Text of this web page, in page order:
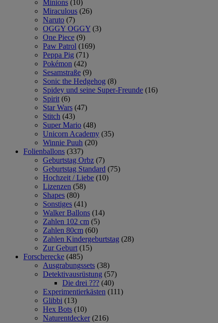
Minions (10)
Miraculous (26)
Naruto (7)
OGGY OGGY (3)
One Piece (9)
Paw Patrol (169)
Peppa Pig (71)
Pokémon (42)
Sesamstraße (9)
Sonic the Hedgehog (8)
Spidey und seine Super-Freunde (16)
Spirit (6)
Star Wars (47)
Stitch (43)
Super Mario (48)
Unicorn Academy (35)
Winnie Puuh (20)
Folienballons (337)
Geburtstag Orbz (7)
Geburtstag Standard (75)
Hochzeit / Liebe (10)
Lizenzen (58)
Shapes (80)
Sonstiges (41)
Walker Ballons (14)
Zahlen 102 cm (5)
Zahlen 80cm (60)
Zahlen Kindergeburtstag (28)
Zur Geburt (15)
Forscherecke (485)
Ausgrabungssets (38)
Detektivausrüstung (57)
Die drei ??? (40)
Experimentierkästen (111)
Glibbi (13)
Hex Bots (10)
Naturentdecker (216)